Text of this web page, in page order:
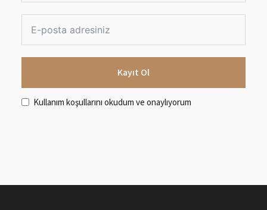
r
k
e
+
Kayıt Ol
Kullanım koşullarını okudum ve onaylıyorum